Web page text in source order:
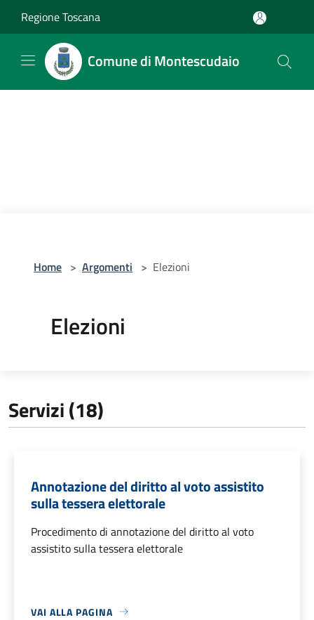
Regione Toscana
Comune di Montescudaio
Home > Argomenti > Elezioni
Elezioni
Servizi (18)
Annotazione del diritto al voto assistito
sulla tessera elettorale
Procedimento di annotazione del diritto al voto
assistito sulla tessera elettorale
VAI ALLA PAGINA